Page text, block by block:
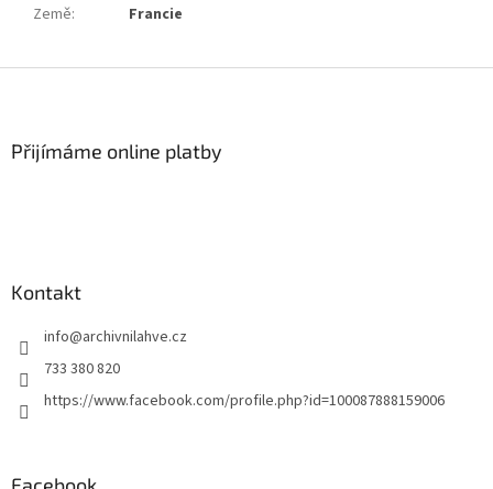
Země: Francie
Přijímáme online platby
Kontakt
info@archivnilahve.cz
733 380 820
https://www.facebook.com/profile.php?id=100087888159006
Facebook